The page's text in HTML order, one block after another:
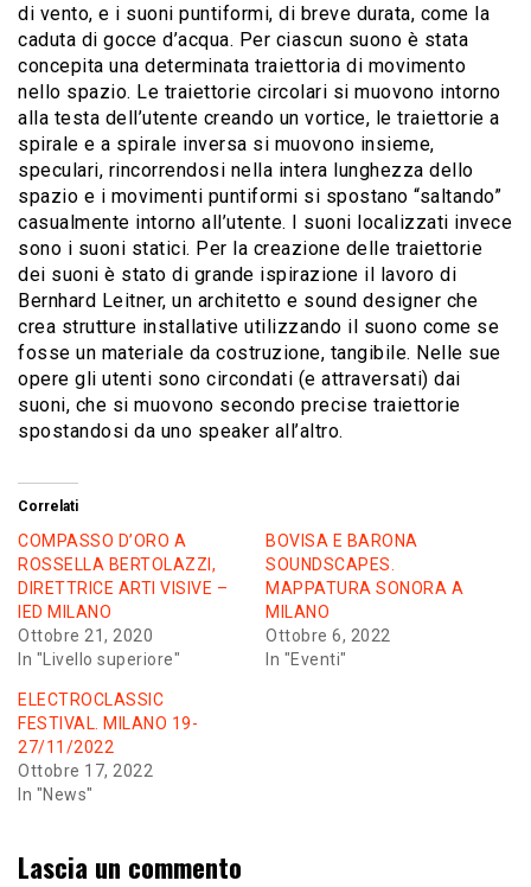
di vento, e i suoni puntiformi, di breve durata, come la
caduta di gocce d’acqua. Per ciascun suono è stata
concepita una determinata traiettoria di movimento
nello spazio. Le traiettorie circolari si muovono intorno
alla testa dell’utente creando un vortice, le traiettorie a
spirale e a spirale inversa si muovono insieme,
speculari, rincorrendosi nella intera lunghezza dello
spazio e i movimenti puntiformi si spostano “saltando”
casualmente intorno all’utente. I suoni localizzati invece
sono i suoni statici. Per la creazione delle traiettorie
dei suoni è stato di grande ispirazione il lavoro di
Bernhard Leitner, un architetto e sound designer che
crea strutture installative utilizzando il suono come se
fosse un materiale da costruzione, tangibile. Nelle sue
opere gli utenti sono circondati (e attraversati) dai
suoni, che si muovono secondo precise traiettorie
spostandosi da uno speaker all’altro.
Correlati
COMPASSO D’ORO A
ROSSELLA BERTOLAZZI,
DIRETTRICE ARTI VISIVE –
IED MILANO
Ottobre 21, 2020
In "Livello superiore"
BOVISA E BARONA
SOUNDSCAPES.
MAPPATURA SONORA A
MILANO
Ottobre 6, 2022
In "Eventi"
ELECTROCLASSIC
FESTIVAL. MILANO 19-
27/11/2022
Ottobre 17, 2022
In "News"
Lascia un commento